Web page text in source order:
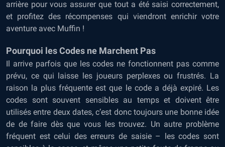
arrière pour vous assurer que tout a été saisi correctement,
et profitez des récompenses qui viendront enrichir votre
aventure avec Muffin !
Pourquoi les Codes ne Marchent Pas
Il arrive parfois que les codes ne fonctionnent pas comme
prévu, ce qui laisse les joueurs perplexes ou frustrés. La
raison la plus fréquente est que le code a déjà expiré. Les
codes sont souvent sensibles au temps et doivent être
utilisés entre deux dates, c’est donc toujours une bonne idée
de de faire dès que vous les trouvez. Un autre problème
fréquent est celui des erreurs de saisie – les codes sont